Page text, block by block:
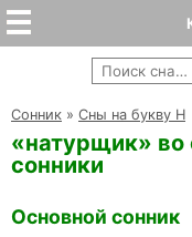
Cонник » Сны на букву Н
«натурщик» во
сонники
Основной сонник